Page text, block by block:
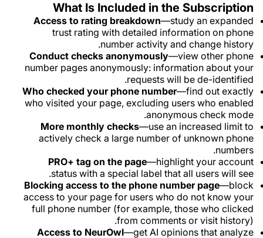
What Is Included in the Subscription
Access to rating breakdown—study an expanded
trust rating with detailed information on phone
number activity and change history.
Conduct checks anonymously—view other phone
number pages anonymously: information about your
requests will be de-identified.
Who checked your phone number—find out exactly
who visited your page, excluding users who enabled
anonymous check mode.
More monthly checks—use an increased limit to
actively check a large number of unknown phone
numbers.
PRO+ tag on the page—highlight your account
status with a special label that all users will see.
Blocking access to the phone number page—block
access to your page for users who do not know your
full phone number (for example, those who clicked
from comments or visit history).
Access to NeurOwl—get AI opinions that analyze